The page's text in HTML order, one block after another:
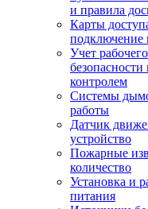
и правила
Карты
подключение
Учет
контролем
Системы
работы
Датчик
устройство
Пожарные
количество
Установка и
питания